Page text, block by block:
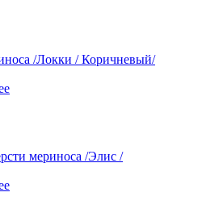
/Локки / Коричневый/
мериноса /Элис /